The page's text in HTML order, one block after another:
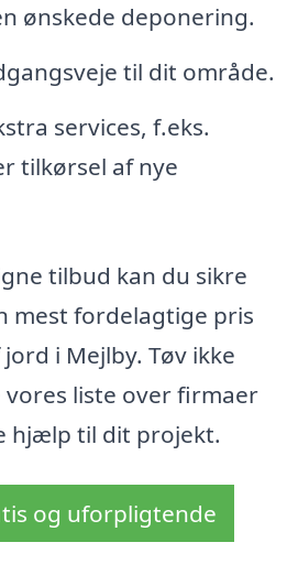
ønskede deponering.
til dit område.
services, f.eks.
tilkørsel af nye
tilbud kan du sikre
mest fordelagtige pris
i Mejlby. Tøv ikke
liste over firmaer
hjælp til dit projekt.
og uforpligtende